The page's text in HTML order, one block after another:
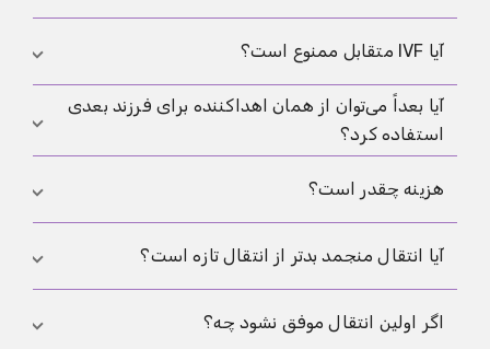
ببینید.
این‌که مشارکت زیستی و جایگاه حقوقی والدین همیشه
آیا IVF متقابل ممنوع است؟
این موضوع به کشور و چارچوب حقوقی بستگی دارد و باید
با مرکز درمانی و مشاور حقوقی بررسی شود.
آیا بعداً می‌توان از همان اهداکننده برای فرزند بعدی
استفاده کرد؟
اغلب بله، اگر موجودی و قواعد این امکان را بدهند، اما
هزینه چقدر است؟
هزینه به کلینیک، داروها و مراحل اضافی بستگی دارد و
آیا انتقال منجمد بدتر از انتقال تازه است؟
نه. در برخی شرایط انتقال منجمد انتخاب منطقی‌تری
اگر اولین انتقال موفق نشود چه؟